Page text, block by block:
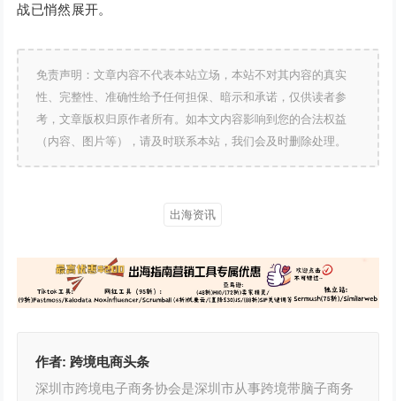
战已悄然展开。
免责声明：文章内容不代表本站立场，本站不对其内容的真实
性、完整性、准确性给予任何担保、暗示和承诺，仅供读者参
考，文章版权归原作者所有。如本文内容影响到您的合法权益
（内容、图片等），请及时联系本站，我们会及时删除处理。
出海资讯
作者: 跨境电商头条
深圳市跨境电子商务协会是深圳市从事跨境带脑子商务